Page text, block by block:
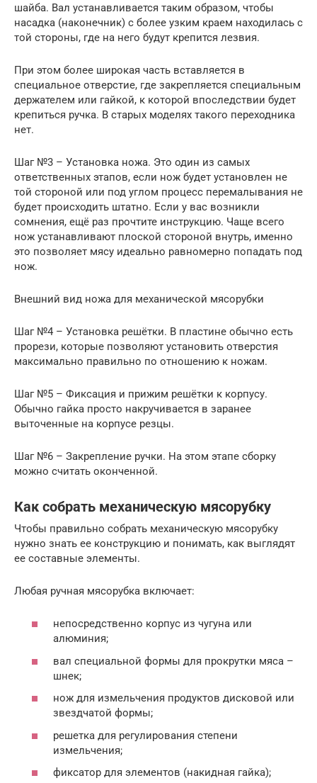
шайба. Вал устанавливается таким образом, чтобы
насадка (наконечник) с более узким краем находилась с
той стороны, где на него будут крепится лезвия.
При этом более широкая часть вставляется в
специальное отверстие, где закрепляется специальным
держателем или гайкой, к которой впоследствии будет
крепиться ручка. В старых моделях такого переходника
нет.
Шаг №3 – Установка ножа. Это один из самых
ответственных этапов, если нож будет установлен не
той стороной или под углом процесс перемалывания не
будет происходить штатно. Если у вас возникли
сомнения, ещё раз прочтите инструкцию. Чаще всего
нож устанавливают плоской стороной внутрь, именно
это позволяет мясу идеально равномерно попадать под
нож.
Внешний вид ножа для механической мясорубки
Шаг №4 – Установка решётки. В пластине обычно есть
прорези, которые позволяют установить отверстия
максимально правильно по отношению к ножам.
Шаг №5 – Фиксация и прижим решётки к корпусу.
Обычно гайка просто накручивается в заранее
выточенные на корпусе резцы.
Шаг №6 – Закрепление ручки. На этом этапе сборку
можно считать оконченной.
Как собрать механическую мясорубку
Чтобы правильно собрать механическую мясорубку
нужно знать ее конструкцию и понимать, как выглядят
ее составные элементы.
Любая ручная мясорубка включает:
непосредственно корпус из чугуна или
алюминия;
вал специальной формы для прокрутки мяса –
шнек;
нож для измельчения продуктов дисковой или
звездчатой формы;
решетка для регулирования степени
измельчения;
фиксатор для элементов (накидная гайка);